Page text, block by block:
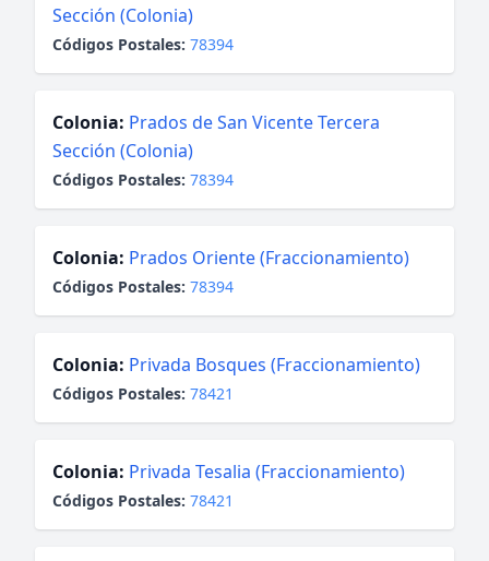
Sección (Colonia)
Códigos Postales: 78394
Colonia: Prados de San Vicente Tercera
Sección (Colonia)
Códigos Postales: 78394
Colonia: Prados Oriente (Fraccionamiento)
Códigos Postales: 78394
Colonia: Privada Bosques (Fraccionamiento)
Códigos Postales: 78421
Colonia: Privada Tesalia (Fraccionamiento)
Códigos Postales: 78421